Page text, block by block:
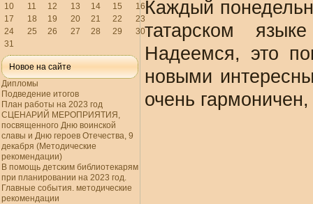
10
11 12 13 14 15
16
17
18 19 20 21 22
23
24
25 26 27 28 29
30
31
Новое на сайте
Дипломы
Подведение итогов
План работы на 2023 год
СЦЕНАРИЙ МЕРОПРИЯТИЯ,
посвященного Дню воинской
славы и Дню героев Отечества, 9
декабря (Методические
рекомендации)
В помощь детским библиотекарям
при планировании на 2023 год.
Главные события. методические
рекомендации
Каждый
татарском
Надеемся, это
новыми
очень